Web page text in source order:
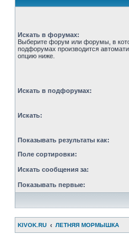
Искать в форумах:
Выберите форум или форумы, в
подфорумах производится
опцию ниже.
Искать в подфорумах:
Искать:
Показывать результаты как:
Поле сортировки:
Искать сообщения за:
Показывать первые:
KIVOK.RU ЛЕТНЯЯ МОРМЫШКА